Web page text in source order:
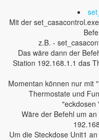
Mit der
z.B. -
Das wäre dann der
Station 192.168.1.1 das
Momentan können nur mit
Thermostate und
"eckdosen
Wäre der Befehl um
Um die Steckdose Unit1